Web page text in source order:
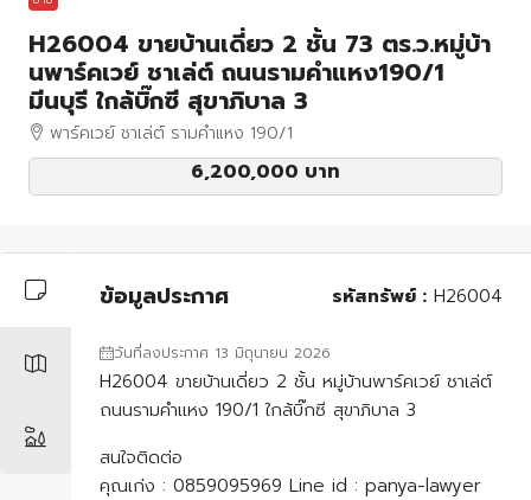
H26004 ขายบ้านเดี่ยว 2 ชั้น 73 ตร.ว.หมู่บ้า
นพาร์คเวย์ ชาเล่ต์ ถนนรามคำแหง190/1
มีนบุรี ใกล้บิ๊กซี สุขาภิบาล 3
พาร์คเวย์ ชาเล่ต์ รามคำแหง 190/1
6,200,000 บาท
ข้อมูลประกาศ รหัสทรัพย์ : H26004
วันที่ลงประกาศ 13 มิถุนายน 2026
H26004 ขายบ้านเดี่ยว 2 ชั้น หมู่บ้านพาร์คเวย์ ชาเล่ต์
ถนนรามคำแหง 190/1 ใกล้บิ๊กซี สุขาภิบาล 3
สนใจติดต่อ
คุณเก่ง : 0859095969 Line id : panya-lawyer